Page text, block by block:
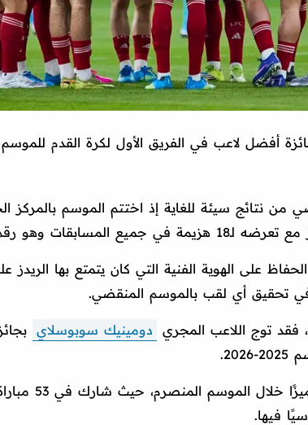
أفضل لاعب في الفريق الأول لكرة القدم
من نتائج سيئة للغاية إذ اختتم الموسم
وهو رقم عالي للغاية.
على الهوية الفنية التي كان يتمتع بها الريدز
تحقيق أي لقب بالموسم المنقضي.
فقد توج اللاعب المجري دومينيك سوبوسلاي
فيها.